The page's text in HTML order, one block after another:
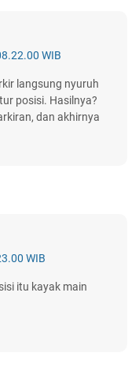
WIB
langsung nyuruh
posisi. Hasilnya?
dan akhirnya
WIB
itu kayak main